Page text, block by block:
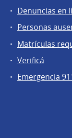
Denuncias en
Personas
Matrículas
Verificá
Emergencia